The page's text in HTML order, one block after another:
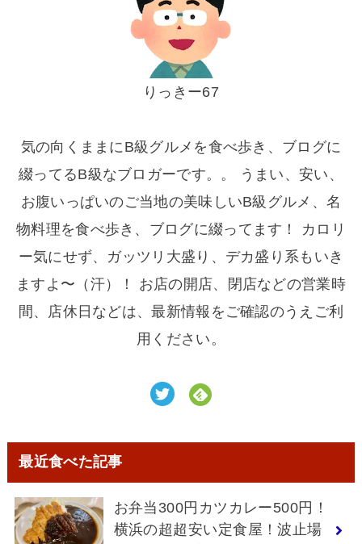
りっきー67
気の向くままにB級グルメを食べ歩き、ブログに
綴ってるB級なブロガーです。。 うまい、安い、
お腹いっぱいのご当地の美味しいB級グルメ、名
物料理を食べ歩き、ブログに綴ってます！ カロリ
ー気にせず、ガッツリ大盛り、デカ盛り系もいき
ますよ〜（汗）！ お店の開店、閉店などの営業時
間、店休日などは、最新情報をご確認のうえご利
用ください。
最近食べた記事
お弁当300円カツカレー500円！
横浜の超超安い定食屋！波止場